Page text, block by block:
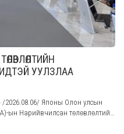
УУЛЗЛАА
2026.08.06/ Японы Олон улсын
ын Нарийвчилсан төлөвлөлтийн
зохион байгууллаа.